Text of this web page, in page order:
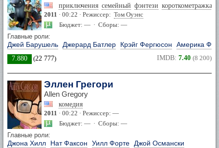
приключения семейный фэнтези короткометражка
2011 · 00:22 · Режиссер: Том Оуэнс
Бюджет: — · Сборы: —
Главные роли:
Джей Барушель Джерард Батлер Крэйг Фергюсон Америка
7.880 (22 777) IMDB: 7.40 (8 200)
Эллен Грегори
Allen Gregory
комедия
2011 · 00:22 · Режиссер: —
Бюджет: — · Сборы: —
Главные роли:
Джона Хилл Нат Факсон Уилл Форте Джой Османски